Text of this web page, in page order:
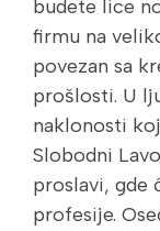
budete lice
firmu na
povezan sa
prošlosti. U
naklonosti
Slobodni
proslavi, gde
profesije.